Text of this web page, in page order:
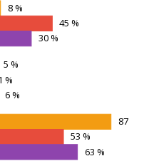
8 %
5 %
87 %
45 %
%
53 %
30 %
6 %
63 %